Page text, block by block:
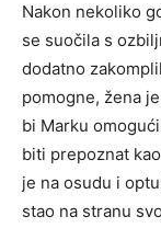
Nakon nekoliko
se suočila s
dodatno
pomogne, žena
bi Marku
biti prepoznat
je na osudu i
stao na stranu